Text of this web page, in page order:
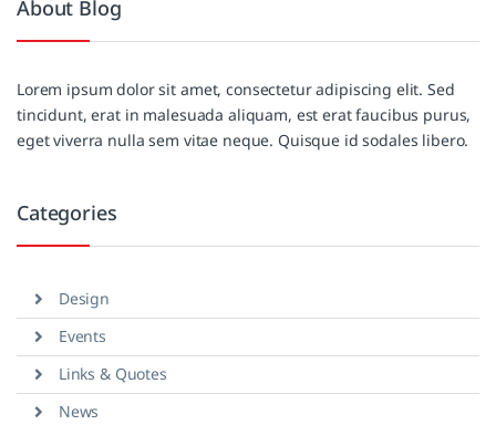
About Blog
Lorem ipsum dolor sit amet, consectetur adipiscing elit. Sed
tincidunt, erat in malesuada aliquam, est erat faucibus purus,
eget viverra nulla sem vitae neque. Quisque id sodales libero.
Categories
Design
Events
Links & Quotes
News